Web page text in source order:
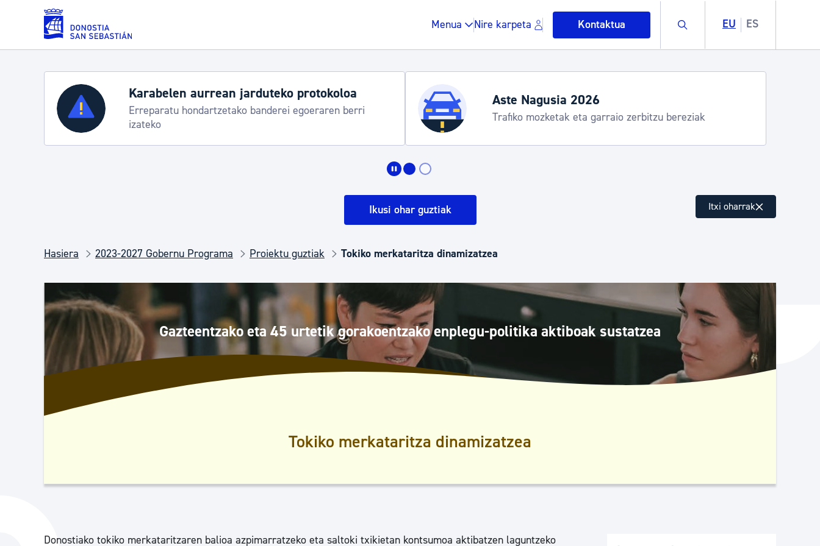
Eduki nagusira joan
Menua Nire karpeta Kontaktua Buscar EU ES
Zerbitzuak
Errolda eta gai pertsonalak
Gune publikoa, hondakinak eta ingurumena
Osasun publikoa, animaliak eta kontsumoa Garapen ekonomikoa eta enplegua
Haurrak eta gazteak Berdintasuna, Giza Eskubideak eta bizikidetza
Karabelen aurrean jarduteko protokoloa
Erreparatu hondartzetako banderei egoeraren berri
izateko
Aste Nagusia 2026
Trafiko mozketak eta garraio zerbitzu bereziak
Ikusi ohar guztiak Itxi oharrak
Hasiera 2023-2027 Gobernu Programa Proiektu guztiak Tokiko merkataritza dinamizatzea
Gazteentzako eta 45 urtetik gorakoentzako enplegu-politika aktiboak sustatzea
Tokiko merkataritza dinamizatzea
Donostiako tokiko merkataritzaren balioa azpimarratzeko eta saltoki txikietan kontsumoa aktibatzen laguntzeko